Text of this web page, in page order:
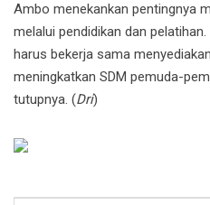
Ambo menekankan pentingnya
melalui pendidikan dan
harus bekerja sama
meningkatkan SDM pemuda-
tutupnya. (Dri)